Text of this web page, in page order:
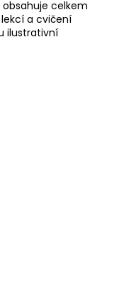
obsahuje celkem
a cvičení
ilustrativní